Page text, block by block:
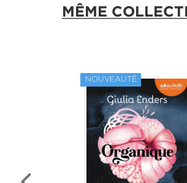
MÊME
NOUVEAUTÉ